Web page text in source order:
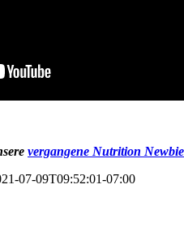
vergangene Nutrition
07-09T09:52:01-07:00